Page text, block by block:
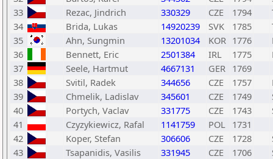
33
Rezac, Jindrich 330329 CZE 1794
34
Brida, Lukas 14920239 SVK 1785
35
Ahn, Sungmin 13201034 KOR 1776
36
Bennett, Eric 2501384 IRL 1775
37
Seele, Hartmut 4667131 GER 1769
38
Svitil, Radek 344656 CZE 1757
39
Chmelik, Ladislav 345601 CZE 1749
40
Portych, Vaclav 331775 CZE 1743
41
Czyzykiewicz, Rafal 1141759 POL 1731
42
Koper, Stefan 306606 CZE 1728
43
Tsapanidis, Vasilis 331945 CZE 1706